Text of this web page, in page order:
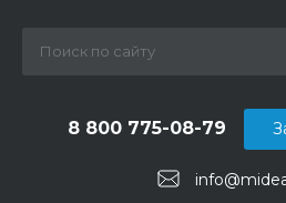
8 800 775-08-79